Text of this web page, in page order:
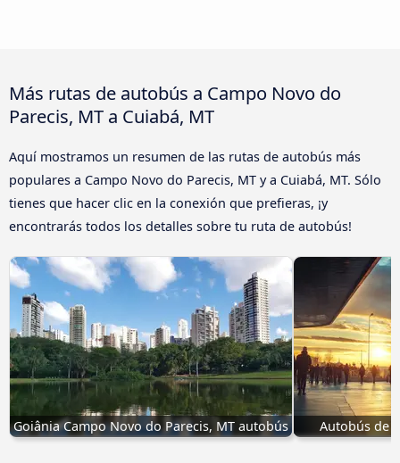
Más rutas de autobús a Campo Novo do
Parecis, MT a Cuiabá, MT
Aquí mostramos un resumen de las rutas de autobús más
populares a Campo Novo do Parecis, MT y a Cuiabá, MT. Sólo
tienes que hacer clic en la conexión que prefieras, ¡y
encontrarás todos los detalles sobre tu ruta de autobús!
Goiânia Campo Novo do Parecis, MT autobús Autobús de